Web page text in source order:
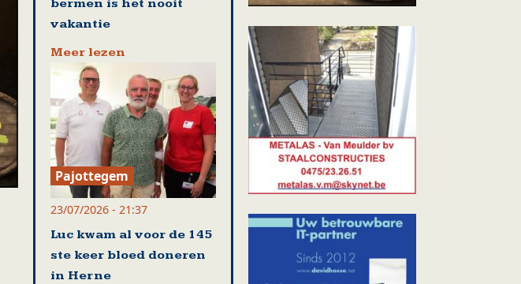
bermen is het nooit
vakantie
Meer lezen
Pajottegem
23/07/2026 - 21:37
Luc kwam al voor de 145
ste keer bloed doneren
in Herne